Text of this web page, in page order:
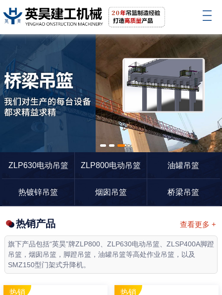
1 2 3
ZLP630电动吊篮
ZLP800电动吊篮 油罐吊篮
热镀锌吊篮 烟囱吊篮 桥梁吊篮
查看更多 +
热销产品
旗下产品包括“英昊”牌ZLP800、ZLP630电动吊篮、ZLSP400A脚蹬
吊篮，烟囱吊篮，脚蹬吊篮，油罐吊篮等高处作业吊篮，以及
SMZ150型门架式升降机。